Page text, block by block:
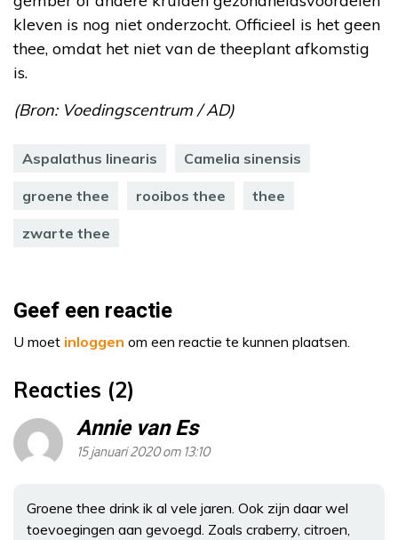
kleven is nog niet onderzocht. Officieel is het geen
thee, omdat het niet van de theeplant afkomstig
is.
(Bron: Voedingscentrum / AD)
Aspalathus linearis Camelia sinensis
groene thee rooibos thee thee
zwarte thee
Geef een reactie
U moet inloggen om een reactie te kunnen plaatsen.
Reacties (2)
Annie van Es
15 januari 2020 om 13:10
Groene thee drink ik al vele jaren. Ook zijn daar wel
toevoegingen aan gevoegd. Zoals craberry, citroen,